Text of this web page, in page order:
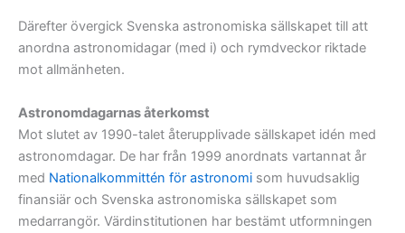
Därefter övergick Svenska astronomiska sällskapet till att
anordna astronomidagar (med i) och rymdveckor riktade
mot allmänheten.
Astronomdagarnas återkomst
Mot slutet av 1990-talet återupplivade sällskapet idén med
astronomdagar. De har från 1999 anordnats vartannat år
med Nationalkommittén för astronomi som huvudsaklig
finansiär och Svenska astronomiska sällskapet som
medarrangör. Värdinstitutionen har bestämt utformningen